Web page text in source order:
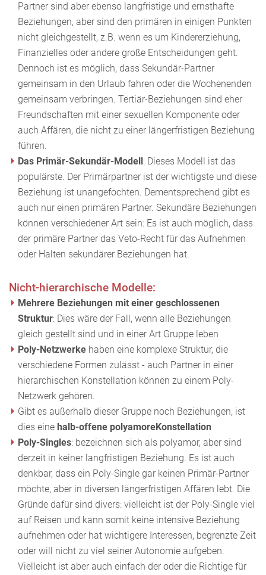
Partner sind aber ebenso langfristige und ernsthafte
Beziehungen, aber sind den primären in einigen Punkten
nicht gleichgestellt, z.B. wenn es um Kindererziehung,
Finanzielles oder andere große Entscheidungen geht.
Dennoch ist es möglich, dass Sekundär-Partner
gemeinsam in den Urlaub fahren oder die Wochenenden
gemeinsam verbringen. Tertiär-Beziehungen sind eher
Freundschaften mit einer sexuellen Komponente oder
auch Affären, die nicht zu einer längerfristigen Beziehung
führen.
Das Primär-Sekundär-Modell: Dieses Modell ist das
populärste. Der Primärpartner ist der wichtigste und diese
Beziehung ist unangefochten. Dementsprechend gibt es
auch nur einen primären Partner. Sekundäre Beziehungen
können verschiedener Art sein: Es ist auch möglich, dass
der primäre Partner das Veto-Recht für das Aufnehmen
oder Halten sekundärer Beziehungen hat.
Nicht-hierarchische Modelle:
Mehrere Beziehungen mit einer geschlossenen
Struktur: Dies wäre der Fall, wenn alle Beziehungen
gleich gestellt sind und in einer Art Gruppe leben
Poly-Netzwerke haben eine komplexe Struktur, die
verschiedene Formen zulässt - auch Partner in einer
hierarchischen Konstellation können zu einem Poly-
Netzwerk gehören.
Gibt es außerhalb dieser Gruppe noch Beziehungen, ist
dies eine halb-offene polyamoreKonstellation
Poly-Singles: bezeichnen sich als polyamor, aber sind
derzeit in keiner langfristigen Beziehung. Es ist auch
denkbar, dass ein Poly-Single gar keinen Primär-Partner
möchte, aber in diversen längerfristigen Affären lebt. Die
Gründe dafür sind divers: vielleicht ist der Poly-Single viel
auf Reisen und kann somit keine intensive Beziehung
aufnehmen oder hat wichtigere Interessen, begrenzte Zeit
oder will nicht zu viel seiner Autonomie aufgeben.
Vielleicht ist aber auch einfach der oder die Richtige für